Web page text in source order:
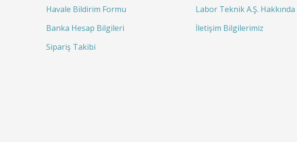
Havale Bildirim Formu
Banka Hesap Bilgileri
Sipariş Takibi
Labor Teknik A.Ş. Hakkında
İletişim Bilgilerimiz